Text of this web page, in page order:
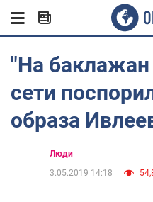
"На
сети
образа
Люди
3.05.2019 14:18